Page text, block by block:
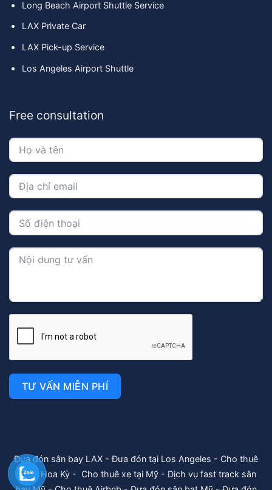
Long Beach Airport Shuttle Service
LAX Private Car
LAX Pick-up Service
Los Angeles Airport Shuttle
Free consultation
TƯ VẤN MIỄN PHÍ
Đưa đón sân bay LAX -Đưa đón tại Los Angeles - Cho thuê
xe tại Hoa Kỳ- Cho thuê xe tại Mỹ- Dịch vụ fast track sân